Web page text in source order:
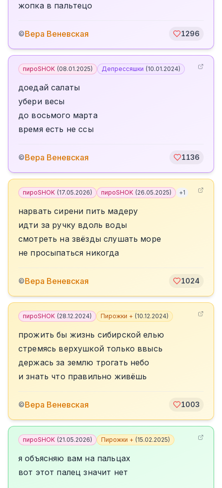
жопка в пальтецо
©Вера Веневская 1296
пироSHOK (08.01.2025) Депрессяшки (10.01.2024)
доедай салаты
убери весы
до восьмого марта
время есть не ссы
©Вера Веневская 1136
пироSHOK (17.05.2026) пироSHOK (26.05.2025) +1
нарвать сирени пить мадеру
идти за ручку вдоль воды
смотреть на звёзды слушать море
не просыпаться никогда
©Вера Веневская 1024
пироSHOK (28.12.2024) Пирожки + (10.12.2024)
прожить бы жизнь сибирской елью
стремясь верхушкой только ввысь
держась за землю трогать небо
и знать что правильно живёшь
©Вера Веневская 1003
пироSHOK (21.05.2026) Пирожки + (15.02.2025)
я объясняю вам на пальцах
вот этот палец значит нет